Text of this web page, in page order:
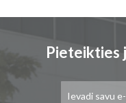
Pieteikties